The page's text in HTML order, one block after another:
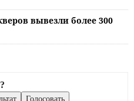
вывезли более 300
?